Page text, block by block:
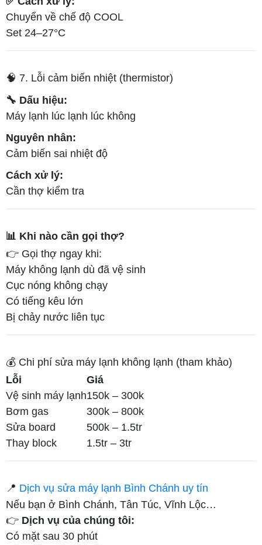
Chuyển về chế độ COOL
Set 24–27°C
🧠 7. Lỗi cảm biến nhiệt (thermistor)
🔧 Dấu hiệu:
Máy lạnh lúc lạnh lúc không
Nguyên nhân:
Cảm biến sai nhiệt độ
Cách xử lý:
Cần thợ kiểm tra
📊 Khi nào cần gọi thợ?
👉 Gọi thợ ngay khi:
Máy không lạnh dù đã vệ sinh
Cục nóng không chạy
Có tiếng kêu lớn
Bị chảy nước liên tục
💰 Chi phí sửa máy lạnh không lạnh (tham khảo)
Lỗi
Giá
Vệ sinh máy lạnh150k – 300k
Bơm gas
300k – 800k
Sửa board
500k – 1.5tr
Thay block
1.5tr – 3tr
📍 Dịch vụ sửa máy lạnh Bình Chánh uy tín
Nếu bạn ở Bình Chánh, Tân Túc, Vĩnh Lộc…
👉 Dịch vụ của chúng tôi:
Có mặt sau 30 phút